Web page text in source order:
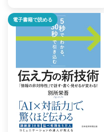
電子書籍で読める